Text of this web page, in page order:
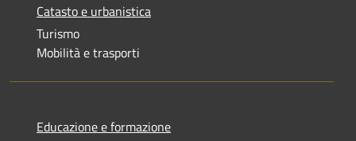
Catasto e urbanistica
Turismo
Mobilità e trasporti
Educazione e formazione